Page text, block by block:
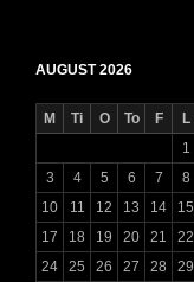
AUGUST 2026
M Ti O To F L
1
3
4 5 6 7 8
10
11 12 13 14 15
17
18 19 20 21 22
24
25 26 27 28 29